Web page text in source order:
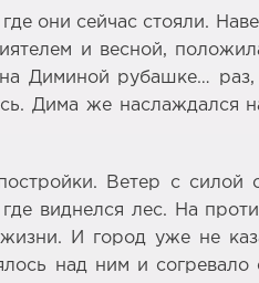
они сейчас стояли.
и весной,
Диминой рубашке…
Дима же наслаждался
Ветер с силой
виднелся лес. На
И город уже не
над ним и согревало